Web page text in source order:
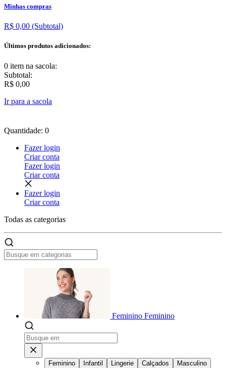
Minhas compras
R$ 0,00 (Subtotal)
Últimos produtos adicionados:
0 item na sacola:
Subtotal:
R$ 0,00
Ir para a sacola
Quantidade: 0
Fazer login
Criar conta
Fazer login
Criar conta
Fazer login
Criar conta
Todas as categorias
Feminino Feminino
Feminino Infantil Lingerie Calçados
Masculino